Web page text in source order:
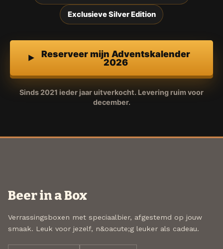
Exclusieve Silver Edition
Reserveer mijn Adventskalender
2026
Sinds 2021 ieder jaar uitverkocht. Levering ruim voor
december.
Beer in a Box
Verrassingsboxen met speciaalbier, afgestemd op jouw
smaak. Leuk voor jezelf, n&oacute;g leuker als cadeau.